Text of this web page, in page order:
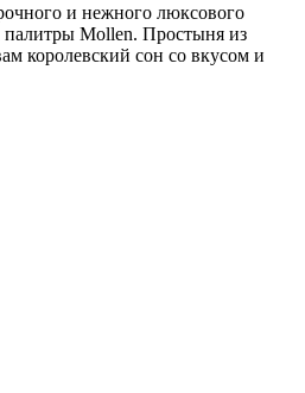
и нежного люксового
Mollen. Простыня из
королевский сон со вкусом и